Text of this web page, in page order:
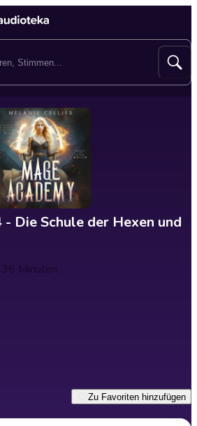
Die Schule der Hexen und
Minuten
Zu Favoriten hinzufügen